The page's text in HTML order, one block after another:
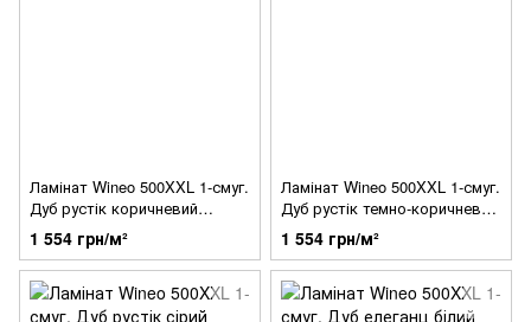
Ламінат Wineo 500XXL 1-смуг.
Дуб рустік коричневий
LA176XXLV4
1 554 грн/м²
Ламінат Wineo 500XXL 1-смуг.
Дуб рустік темно-коричневий
LA177XXLV4
1 554 грн/м²